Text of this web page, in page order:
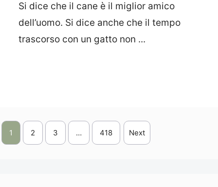
Si dice che il cane è il miglior amico
dell’uomo. Si dice anche che il tempo
trascorso con un gatto non ...
1 2 3 … 418 Next